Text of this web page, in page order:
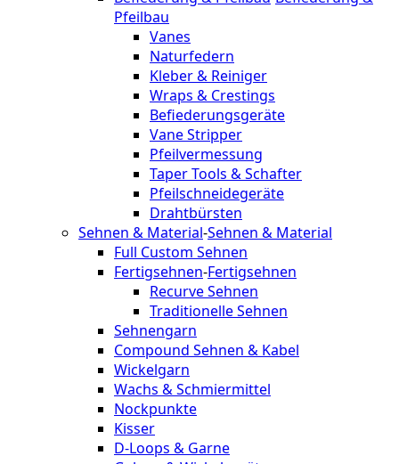
Pfeilbau
Vanes
Naturfedern
Kleber & Reiniger
Wraps & Crestings
Befiederungsgeräte
Vane Stripper
Pfeilvermessung
Taper Tools & Schafter
Pfeilschneidegeräte
Drahtbürsten
Sehnen & Material-Sehnen & Material
Full Custom Sehnen
Fertigsehnen-Fertigsehnen
Recurve Sehnen
Traditionelle Sehnen
Sehnengarn
Compound Sehnen & Kabel
Wickelgarn
Wachs & Schmiermittel
Nockpunkte
Kisser
D-Loops & Garne